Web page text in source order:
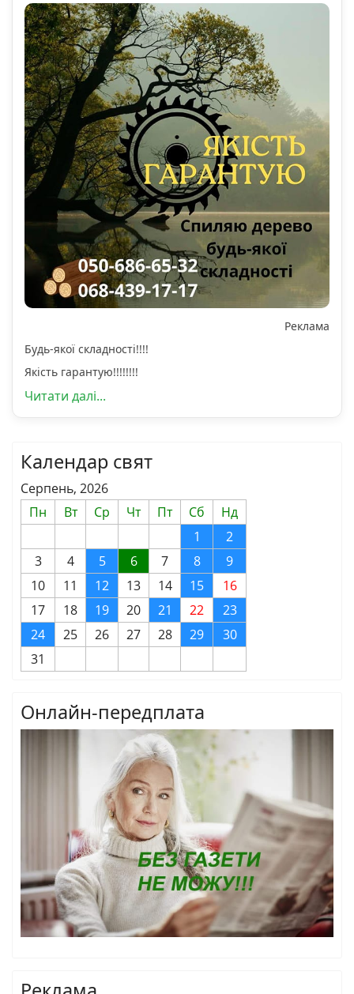
Реклама
Будь-якої складності!!!!
Якість гарантую!!!!!!!!
Читати далі...
Календар свят
Серпень, 2026
Пн
Вт Ср Чт Пт Сб
Нд
1
2
3
4 5 6 7 8
9
10
11 12 13 14 15
16
17
18 19 20 21 22
23
24
25 26 27 28 29
30
31
Онлайн-передплата